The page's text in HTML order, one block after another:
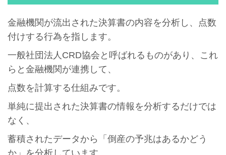
金融機関が流出された決算書の内容を分析し、点数
付けする行為を指します。
一般社団法人CRD協会と呼ばれるものがあり、これ
らと金融機関が連携して、
点数を計算する仕組みです。
単純に提出された決算書の情報を分析するだけでは
なく、
蓄積されたデータから「倒産の予兆はあるかどう